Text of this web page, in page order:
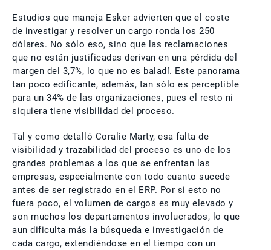
Estudios que maneja Esker advierten que el coste
de investigar y resolver un cargo ronda los 250
dólares. No sólo eso, sino que las reclamaciones
que no están justificadas derivan en una pérdida del
margen del 3,7%, lo que no es baladí. Este panorama
tan poco edificante, además, tan sólo es perceptible
para un 34% de las organizaciones, pues el resto ni
siquiera tiene visibilidad del proceso.
Tal y como detalló Coralie Marty, esa falta de
visibilidad y trazabilidad del proceso es uno de los
grandes problemas a los que se enfrentan las
empresas, especialmente con todo cuanto sucede
antes de ser registrado en el ERP. Por si esto no
fuera poco, el volumen de cargos es muy elevado y
son muchos los departamentos involucrados, lo que
aun dificulta más la búsqueda e investigación de
cada cargo, extendiéndose en el tiempo con un